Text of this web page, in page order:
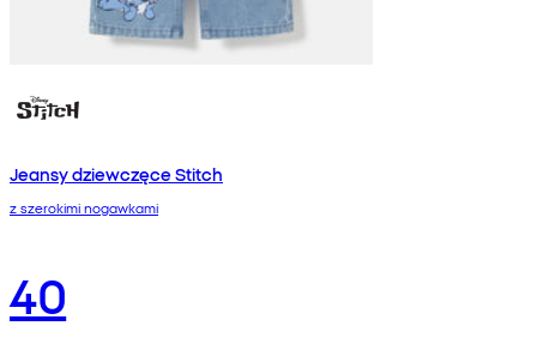
Jeansy dziewczęce Stitch
z szerokimi nogawkami
40